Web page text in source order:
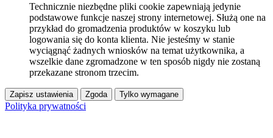
Technicznie niezbędne pliki cookie zapewniają jedynie
podstawowe funkcje naszej strony internetowej. Służą one na
przykład do gromadzenia produktów w koszyku lub
logowania się do konta klienta. Nie jesteśmy w stanie
wyciągnąć żadnych wniosków na temat użytkownika, a
wszelkie dane zgromadzone w ten sposób nigdy nie zostaną
przekazane stronom trzecim.
Zapisz ustawienia Zgoda Tylko wymagane
Polityka prywatności